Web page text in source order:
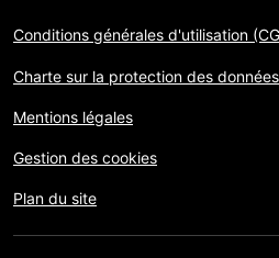
Conditions générales d'utilisation
Charte sur la protection des
Mentions légales
Gestion des cookies
Plan du site